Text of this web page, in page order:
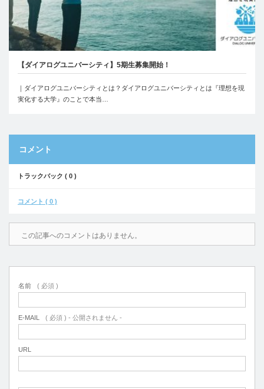
【ダイアログユニバーシティ】5期生募集開始！
｜ダイアログユニバーシティとは？ダイアログユニバーシティとは『理想を現
実化する大学』のことで本当…
コメント
トラックバック ( 0 )
コメント ( 0 )
この記事へのコメントはありません。
名前 ( 必須 )
E-MAIL ( 必須 ) - 公開されません -
URL